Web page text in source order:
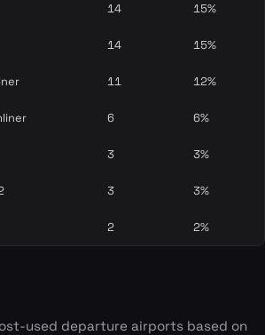
14 15%
14 15%
11 12%
6 6%
3 3%
3 3%
2 2%
used departure airports based on